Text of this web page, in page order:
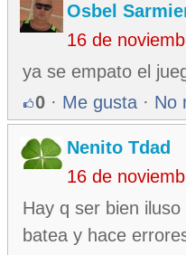
Osbel
16 de
ya se empato el
0 · Me gusta · No
Nenito Tdad
16 de
Hay q ser bien
batea y hace